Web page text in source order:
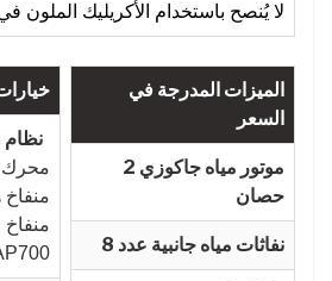
لا يُنصح باستخدام الأكريليك الملون
محرك
12
منفاخ
الميزات المدرجة في
السعر
موتور مياه جاكوزي 2
حصان
نفاثات مياه جانبية عدد 8